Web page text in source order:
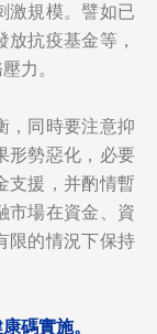
激規模。譬如已
抗疫基金等，
力。
，同時要注意抑
形勢惡化，必要
支援，并酌情暫
市場在資金、資
限的情況下保持
碼實施。